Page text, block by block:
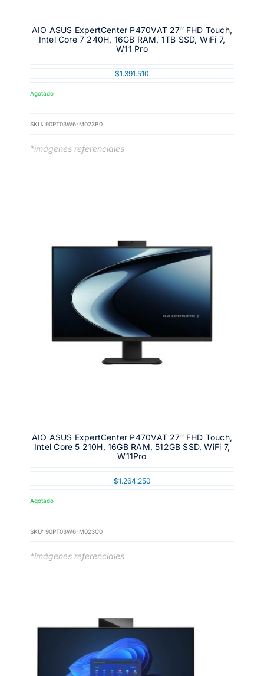
AIO ASUS ExpertCenter P470VAT 27″ FHD Touch,
Intel Core 7 240H, 16GB RAM, 1TB SSD, WiFi 7,
W11 Pro
$1.391.510
Agotado
SKU: 90PT03W6-M023B0
*imágenes referenciales
AIO ASUS ExpertCenter P470VAT 27″ FHD Touch,
Intel Core 5 210H, 16GB RAM, 512GB SSD, WiFi 7,
W11Pro
$1.264.250
Agotado
SKU: 90PT03W6-M023C0
*imágenes referenciales